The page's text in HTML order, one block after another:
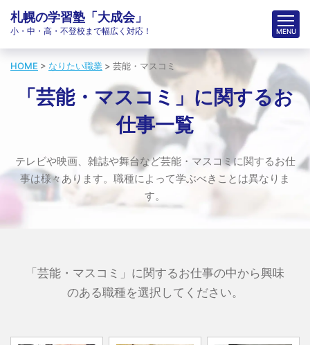
札幌の学習塾「大成会」
小・中・高・不登校まで幅広く対応！
HOME > なりたい職業 > 芸能・マスコミ
「芸能・マスコミ」に関するお
仕事一覧
テレビや映画、雑誌や舞台など芸能・マスコミに関するお仕
事は様々あります。職種によって学ぶべきことは異なりま
す。
「芸能・マスコミ」に関するお仕事の中から興味
のある職種を選択してください。